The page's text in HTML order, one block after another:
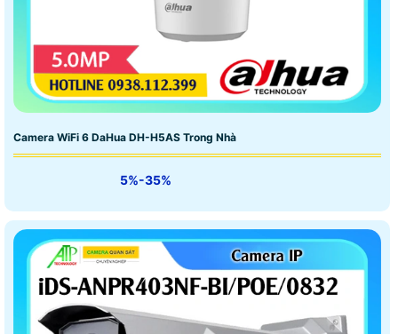
Camera WiFi 6 DaHua DH-H5AS Trong Nhà
5%-35%